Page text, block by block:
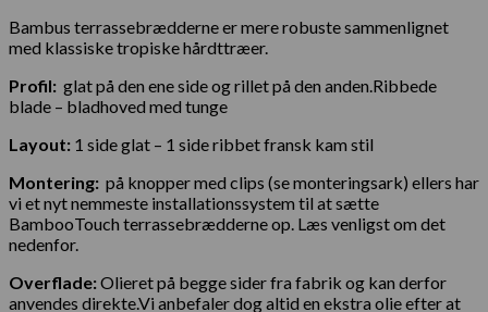
Bambus terrassebrædderne er mere robuste sammenlignet
med klassiske tropiske hårdttræer.
Profil: glat på den ene side og rillet på den anden.Ribbede
blade – bladhoved med tunge
Layout: 1 side glat – 1 side ribbet fransk kam stil
Montering: på knopper med clips (se monteringsark) ellers har
vi et nyt nemmeste installationssystem til at sætte
BambooTouch terrassebrædderne op. Læs venligst om det
nedenfor.
Overflade:Olieret på begge sider fra fabrik og kan derfor
anvendes direkte.Vi anbefaler dog altid en ekstra olie efter at